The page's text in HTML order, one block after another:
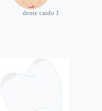
dente caido 1